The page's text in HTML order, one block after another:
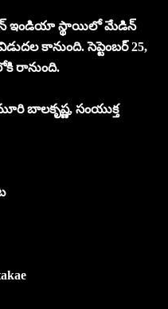
పాన్ ఇండియా స్థాయిలో మేడిన్
కానుంది. సెప్టెంబర్ 25,
రానుంది.
బాలకృష్ణ, సంయుక్త